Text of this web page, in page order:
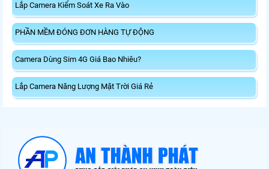
Lắp Camera Kiểm Soát Xe Ra Vào
PHẦN MỀM ĐÓNG ĐƠN HÀNG TỰ ĐỘNG
Camera Dùng Sim 4G Giá Bao Nhiêu?
Lắp Camera Năng Lượng Mặt Trời Giá Rẻ